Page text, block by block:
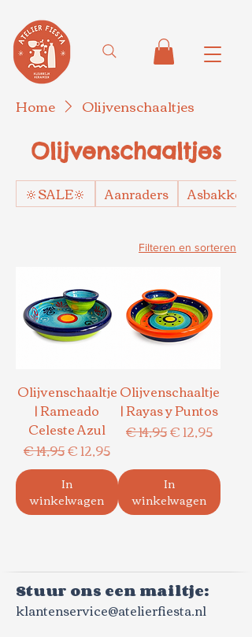
Home Olijvenschaaltjes
Olijvenschaaltjes
🔆SALE🔆 Aanraders Asbakken
Filteren en sorteren
Olijvenschaaltje
| Rameado
Celeste Azul
Normale prijs
€ 14,95Verkoopprijs
€ 12,95
In
winkelwagen
Olijvenschaaltje
| Rayas y Puntos
Normale prijs
€ 14,95Verkoopprijs
€ 12,95
In
winkelwagen
Stuur ons een mailtje:
klantenservice@atelierfiesta.nl